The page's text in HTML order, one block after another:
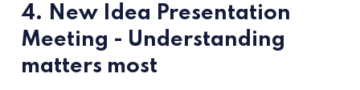
4. New Idea Presentation
Meeting - Understanding
matters most